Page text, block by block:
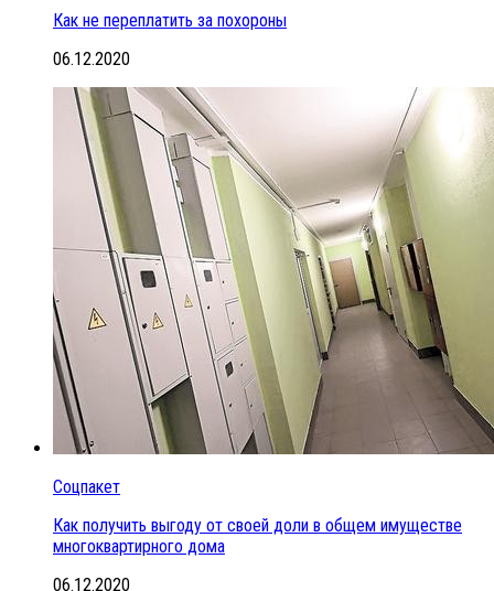
Как не переплатить за похороны
06.12.2020
Соцпакет
Как получить выгоду от своей доли в общем имуществе
многоквартирного дома
06.12.2020